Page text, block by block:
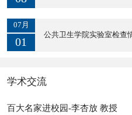
07月
01
公共卫生学院实验室检查
学术交流
百大名家进校园-李杏放 教授